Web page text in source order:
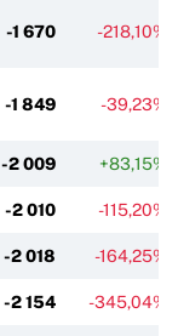
-1 670 -218,10%
-1 849 -39,23%
-2 009 +83,15%
-2 010 -115,20%
-2 018 -164,25%
-2 154 -345,04%